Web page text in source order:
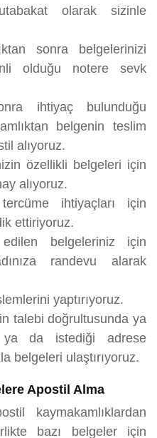
olarak sizinle
sonra belgelerinizi
olduğu notere sevk
ihtiyaç bulunduğu
belgenin teslim
alıyoruz.
özellikli belgeleri için
alıyoruz.
ihtiyaçları için
ettiriyoruz.
belgeleriniz için
randevu alarak
yaptırıyoruz.
talebi doğrultusunda ya
ya da istediği adrese
belgeleri ulaştırıyoruz.
Apostil Alma
kaymakamlıklardan
bazı belgeler için